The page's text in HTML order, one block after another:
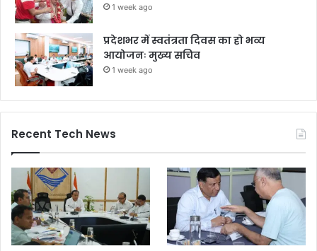
1 week ago
प्रदेशभर में स्वतंत्रता दिवस का हो भव्य
आयोजनः मुख्य सचिव
1 week ago
Recent Tech News